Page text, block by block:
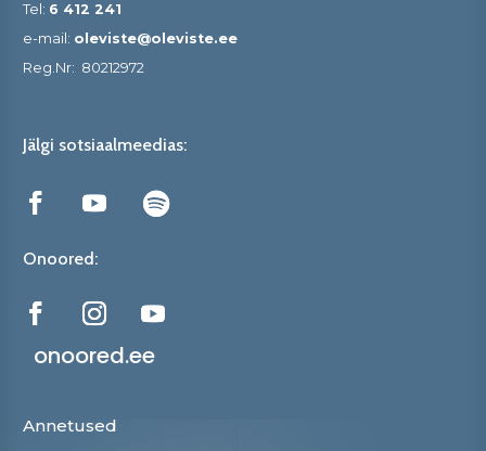
Tel: 6 412 241
e-mail: oleviste@oleviste.ee
Reg.Nr: 80212972
Jälgi sotsiaalmeedias:
Onoored:
onoored.ee
Annetused